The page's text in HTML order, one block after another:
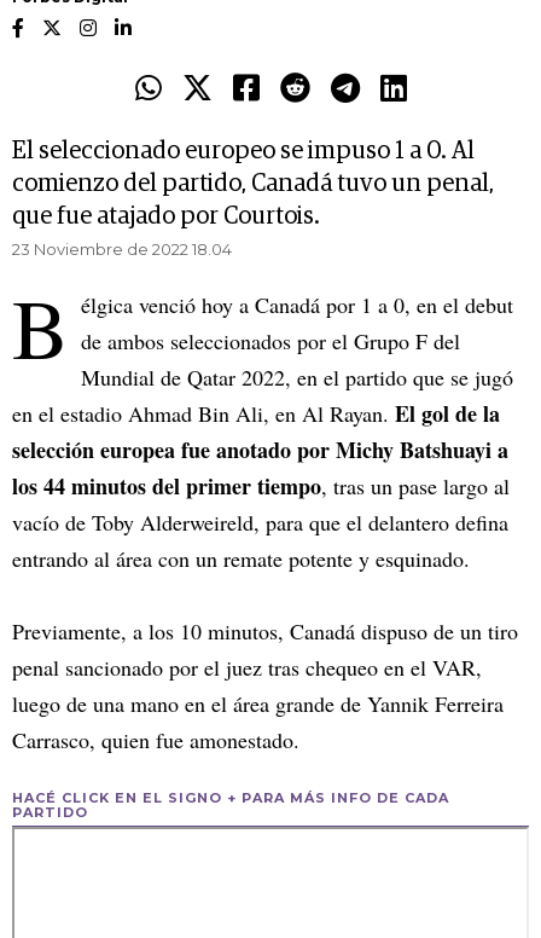
El seleccionado europeo se impuso 1 a 0. Al
comienzo del partido, Canadá tuvo un penal,
que fue atajado por Courtois.
23 Noviembre de 2022 18.04
B
élgica venció hoy a Canadá por 1 a 0, en el debut
de ambos seleccionados por el Grupo F del
Mundial de Qatar 2022, en el partido que se jugó
en el estadio Ahmad Bin Ali, en Al Rayan. El gol de la
selección europea fue anotado por Michy Batshuayi a
los 44 minutos del primer tiempo, tras un pase largo al
vacío de Toby Alderweireld, para que el delantero defina
entrando al área con un remate potente y esquinado.
Previamente, a los 10 minutos, Canadá dispuso de un tiro
penal sancionado por el juez tras chequeo en el VAR,
luego de una mano en el área grande de Yannik Ferreira
Carrasco, quien fue amonestado.
HACÉ CLICK EN EL SIGNO + PARA MÁS INFO DE CADA
PARTIDO